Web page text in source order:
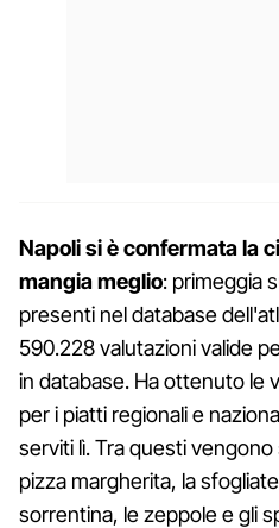
Napoli si è confermata la
mangia meglio: primeggia
presenti nel database
590.228 valutazioni valide
in database. Ha ottenuto le
per i piatti regionali e
serviti lì. Tra questi
pizza margherita, la
sorrentina, le zeppole e gli